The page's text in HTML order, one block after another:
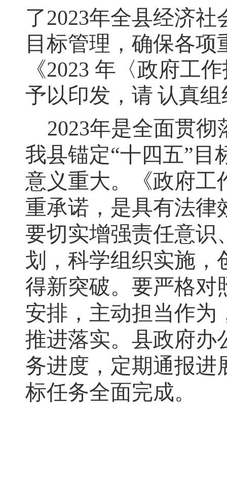
了2023年全县经济社
目标管理，确保各
《2023 年〈政府工
予以印发，请 认真
2023年是全面贯彻
我县锚定“十四五” 目
意义重大。《政府工
重承诺 ， 是具有法律
要切实增强责任意识
划
， 科学组织实施，
得新突破。要严格对
安排 ， 主动担当作为
推进落实。 县政府办
务进度 ， 定期通报进
标任务全面完成。